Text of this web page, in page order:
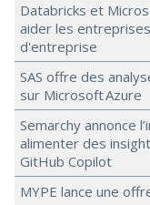
Databricks et
aider les
d'entreprise
SAS offre des
sur Microsoft Azure
Semarchy annonce
alimenter des
GitHub Copilot
MYPE lance une